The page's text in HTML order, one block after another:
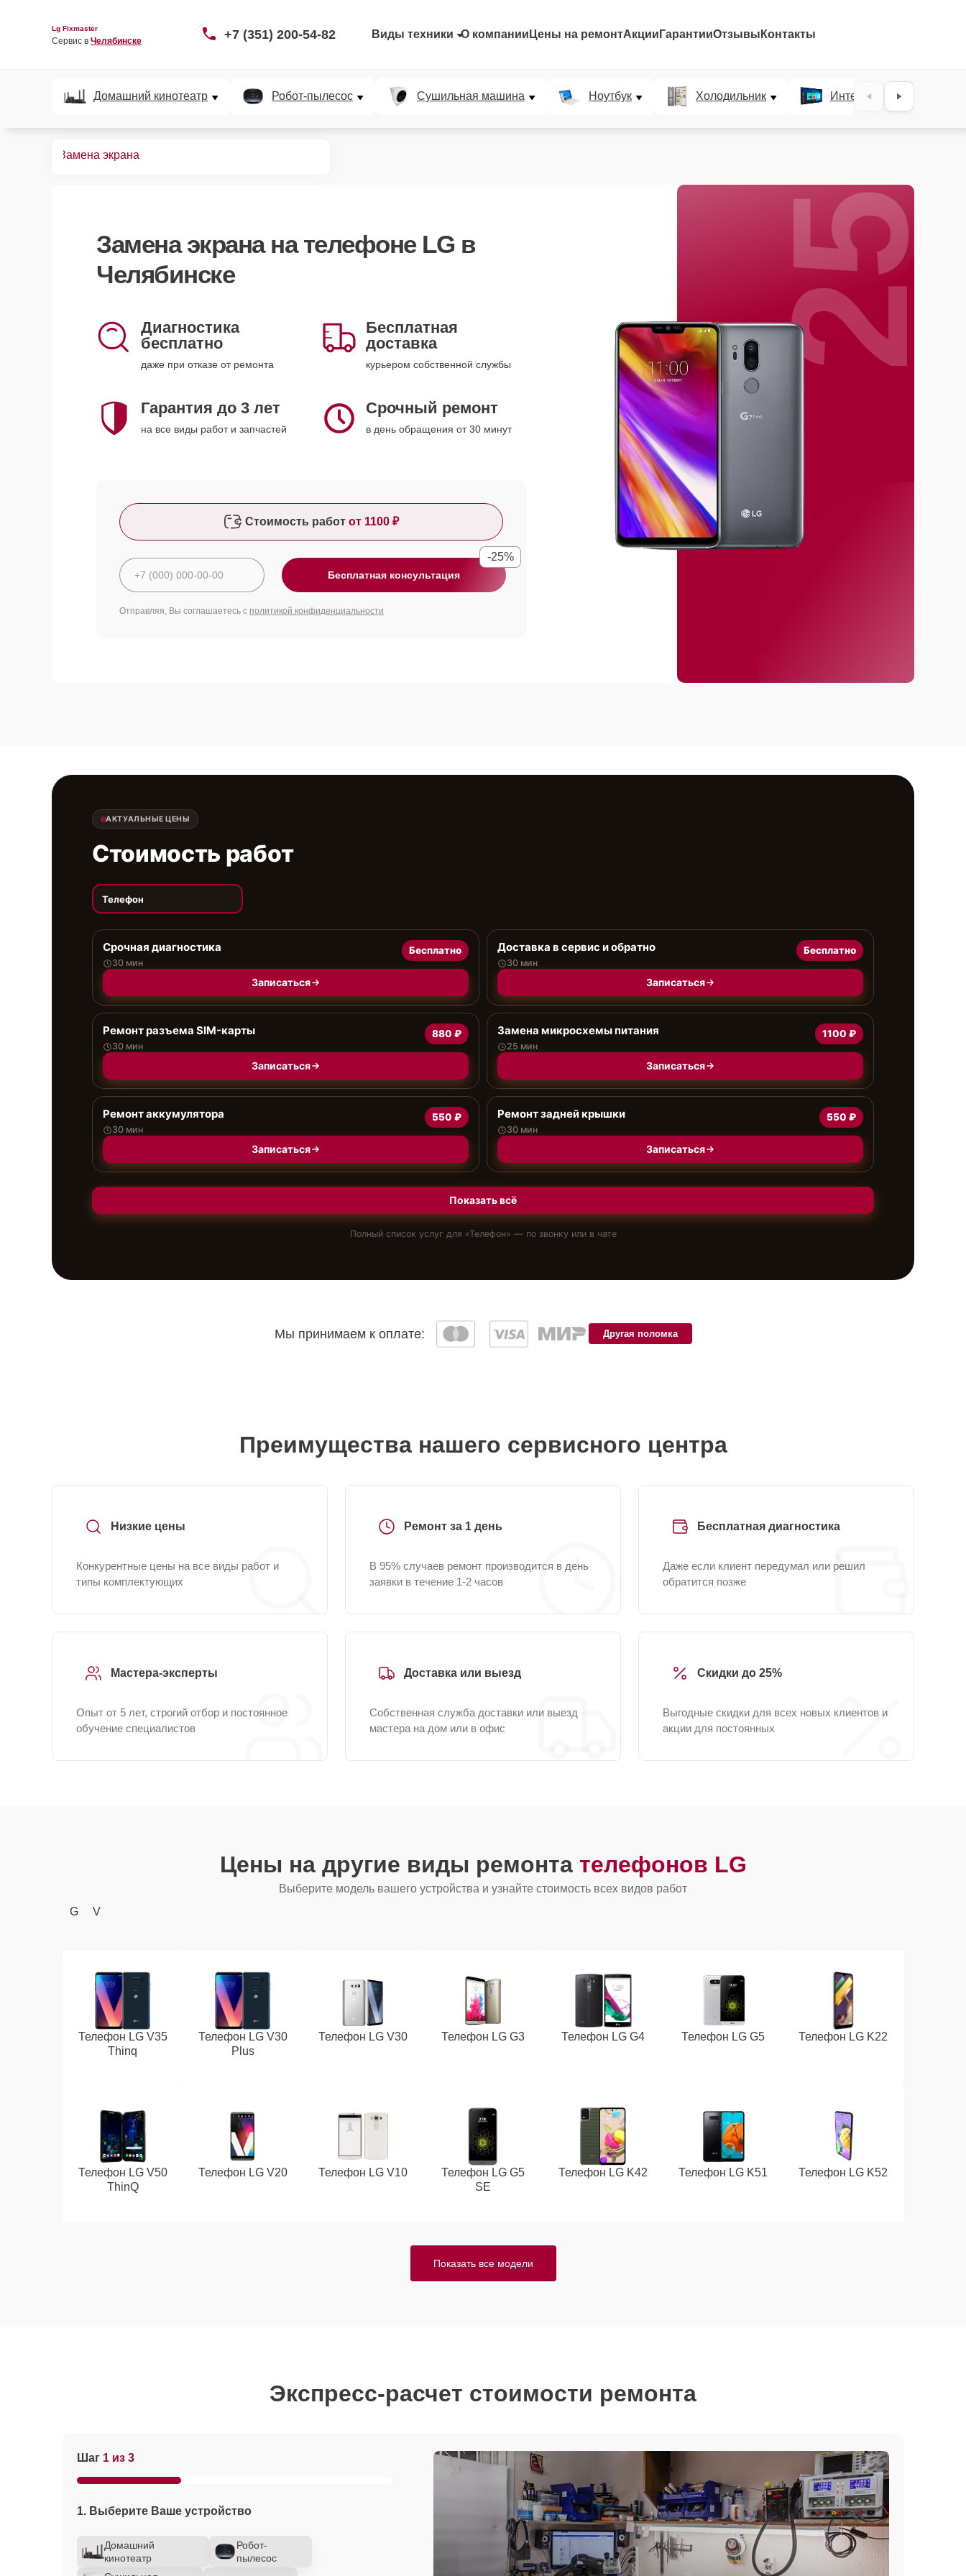
Lg Fixmaster
Сервис в Челябинске +7 (351) 200-54-82 Виды техники О компании Цены на ремонтАкции ГарантииОтзывы Контакты
Домашний кинотеатр Робот-пылесос Сушильная машина Ноутбук Холодильник Интерактивные панели
Замена экрана
Замена экранана телефоне LG в
Челябинске
Диагностика
бесплатно
даже при отказе от ремонта
Бесплатная
доставка
курьером собственной службы
Гарантия до 3 лет
на все виды работ и запчастей
Срочный ремонт
в день обращения от 30 минут
Стоимость работ от 1100 ₽
Бесплатная консультация
-25%
Отправляя, Вы соглашаетесь с политикой конфиденциальности
25%
АКТУАЛЬНЫЕ ЦЕНЫ
Стоимость работ
Телефон
Срочная диагностика
30 мин
Бесплатно
Записаться
Доставка в сервис и обратно
30 мин
Бесплатно
Записаться
Ремонт разъема SIM-карты
30 мин
880 ₽
Записаться
Замена микросхемы питания
25 мин
1100 ₽
Записаться
Ремонт аккумулятора
30 мин
550 ₽
Записаться
Ремонт задней крышки
30 мин
550 ₽
Записаться
Показать всё
Полный список услуг для «Телефон» — по звонку или в чате
Мы принимаем к оплате: Другая поломка
Преимущества нашего сервисного центра
Низкие цены
Конкурентные цены на все виды работ и
типы комплектующих
Ремонт за 1 день
В 95% случаев ремонт производится в день
заявки в течение 1-2 часов
Бесплатная диагностика
Даже если клиент передумал или решил
обратится позже
Мастера-эксперты
Опыт от 5 лет, строгий отбор и постоянное
обучение специалистов
Доставка или выезд
Собственная служба доставки или выезд
мастера на дом или в офис
Скидки до 25%
Выгодные скидки для всех новых клиентов и
акции для постоянных
Цены на другие виды ремонта телефонов LG
Выберите модель вашего устройства и узнайте стоимость всех видов работ
G
V
Телефон LG V35
Thinq
Телефон LG V30
Plus
Телефон LG V30 Телефон LG G3 Телефон LG G4 Телефон LG G5 Телефон LG K22
Телефон LG V50
ThinQ
Телефон LG V20 Телефон LG V10
Телефон LG G5
SE
Телефон LG K42 Телефон LG K51 Телефон LG K52
Показать все модели
Экспресс-расчет стоимости ремонта
Шаг 1 из 3
1. Выберите Ваше устройство
Домашний
кинотеатр
Робот-
пылесос